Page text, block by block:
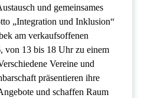
und gemeinsames
„Integration und Inklusion“
am verkaufsoffenen
von 13 bis 18 Uhr zu einem
Vereine und
präsentieren ihre
und schaffen Raum